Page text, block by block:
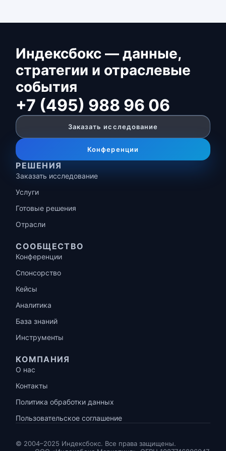
Индексбокс — данные,
стратегии и отраслевые
события
+7 (495) 988 96 06
Заказать исследование
Конференции
РЕШЕНИЯ
Заказать исследование
Услуги
Готовые решения
Отрасли
СООБЩЕСТВО
Конференции
Спонсорство
Кейсы
Аналитика
База знаний
Инструменты
КОМПАНИЯ
О нас
Контакты
Политика обработки данных
Пользовательское соглашение
© 2004–2025 Индексбокс. Все права защищены.